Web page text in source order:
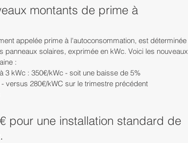
montants de prime à
appelée prime à l'autoconsommation, est déterminée
panneaux solaires, exprimée en kWc. Voici les nouveaux
:
3 kWc : 350€/kWc - soit une baisse de 5%
versus 280€/kWC sur le trimestre précédent
pour une installation standard de